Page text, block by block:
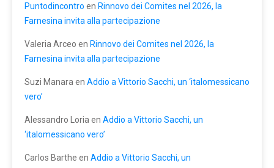
Puntodincontro en Rinnovo dei Comites nel 2026, la
Farnesina invita alla partecipazione
Valeria Arceo en Rinnovo dei Comites nel 2026, la
Farnesina invita alla partecipazione
Suzi Manara en Addio a Vittorio Sacchi, un ‘italomessicano
vero’
Alessandro Loria en Addio a Vittorio Sacchi, un
‘italomessicano vero’
Carlos Barthe en Addio a Vittorio Sacchi, un